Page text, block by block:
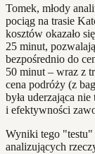
Tomek, młody
pociąg na trasie
kosztów okazało
25 minut,
bezpośrednio do
50 minut – wraz z
cena podróży (z
była uderzająca
i efektywności
Wyniki tego "testu"
analizujących